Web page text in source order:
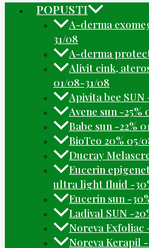
POPUSTI
A-derma
31/08
A-derma
Alivit cink,
01/08-31/08
Apivita bee
Avene sun -25%
Babe sun -22%
BioTeo 20% 05/
Ducray
Eucerin
ultra light fluid -
Eucerin sun -
Ladival SUN -
Noreva Exfoliac
Noreva Kerapil -